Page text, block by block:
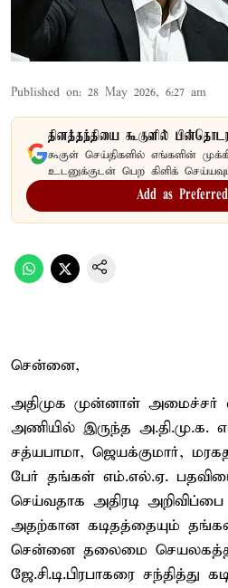
Published on: 28 May 2026, 6:27 am
தினத்தந்தியை கூகுளில்
கூகுள் செய்திகளில் எங்களின்
உடனுக்குடன் பெற கிளிக்
Add as
சென்னை,
அதிமுக முன்னாள் அமைச்சர்
அணியில் இருந்த அ.தி.மு.க.
சத்யபாமா, ஜெயக்குமார்,
பேர் தங்கள் எம்.எல்.ஏ.
செய்வதாக அதிரடி
அதற்கான கடிதத்தையும்
சென்னை தலைமை
ஜே.சி.டி.பிரபாகரை